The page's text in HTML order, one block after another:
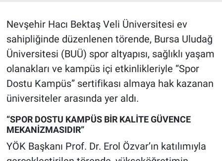
Nevşehir Hacı Bektaş Veli Üniversitesi ev
sahipliğinde düzenlenen törende, Bursa Uludağ
Üniversitesi (BUÜ) spor altyapısı, sağlıklı yaşam
olanakları ve kampüs içi etkinlikleriyle “Spor
Dostu Kampüs” sertifikası almaya hak kazanan
üniversiteler arasında yer aldı.
“SPOR DOSTU KAMPÜS BİR KALİTE GÜVENCE
MEKANİZMASIDIR”
YÖK Başkanı Prof. Dr. Erol Özvar’ın katılımıyla